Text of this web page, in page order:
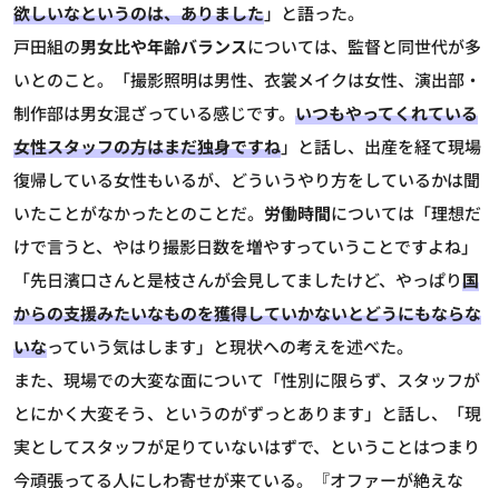
欲しいなというのは、ありました」と語った。
戸田組の男女比や年齢バランスについては、監督と同世代が多
いとのこと。「撮影照明は男性、衣裳メイクは女性、演出部・
制作部は男女混ざっている感じです。 いつもやってくれている
女性スタッフの方はまだ独身ですね」と話し、出産を経て現場
復帰している女性もいるが、どういうやり方をしているかは聞
いたことがなかったとのことだ。 労働時間については「理想だ
けで言うと、やはり撮影日数を増やすっていうことですよね」
「先日濱口さんと是枝さんが会見してましたけど、やっぱり国
からの支援みたいなものを獲得していかないとどうにもならな
いなっていう気はします」と現状への考えを述べた。
また、現場での大変な面について「性別に限らず、スタッフが
とにかく大変そう、というのがずっとあります」と話し、「現
実としてスタッフが足りていないはずで、ということはつまり
今頑張ってる人にしわ寄せが来ている。『オファーが絶えな